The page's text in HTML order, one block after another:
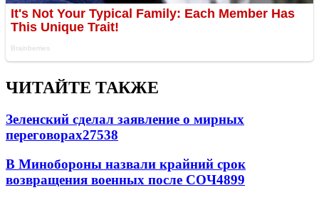
ЧИТАЙТЕ ТАКЖЕ
Зеленский сделал заявление о мирных
переговорах27538
В Минобороны назвали крайний срок
возвращения военных после СОЧ4899